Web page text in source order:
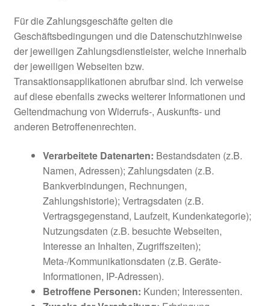
Für die Zahlungsgeschäfte gelten die
Geschäftsbedingungen und die Datenschutzhinweise
der jeweiligen Zahlungsdienstleister, welche innerhalb
der jeweiligen Webseiten bzw.
Transaktionsapplikationen abrufbar sind. Ich verweise
auf diese ebenfalls zwecks weiterer Informationen und
Geltendmachung von Widerrufs-, Auskunfts- und
anderen Betroffenenrechten.
Verarbeitete Datenarten: Bestandsdaten (z.B.
Namen, Adressen); Zahlungsdaten (z.B.
Bankverbindungen, Rechnungen,
Zahlungshistorie); Vertragsdaten (z.B.
Vertragsgegenstand, Laufzeit, Kundenkategorie);
Nutzungsdaten (z.B. besuchte Webseiten,
Interesse an Inhalten, Zugriffszeiten);
Meta-/Kommunikationsdaten (z.B. Geräte-
Informationen, IP-Adressen).
Betroffene Personen: Kunden; Interessenten.